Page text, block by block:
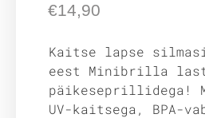
€14,90
Kaitse lapse
eest Minibrilla
päikeseprillidega!
UV-kaitsega, BPA-